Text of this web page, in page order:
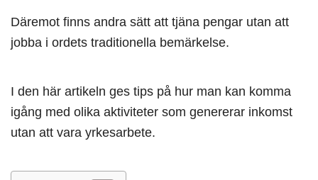
Däremot finns andra sätt att tjäna pengar utan att
jobba i ordets traditionella bemärkelse.
I den här artikeln ges tips på hur man kan komma
igång med olika aktiviteter som genererar inkomst
utan att vara yrkesarbete.